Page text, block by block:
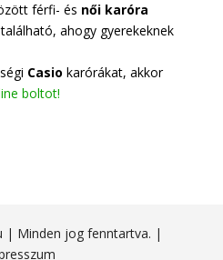
férfi- és női karóra
ahogy gyerekeknek
Casio karórákat, akkor
boltot!
| Minden jog fenntartva. |